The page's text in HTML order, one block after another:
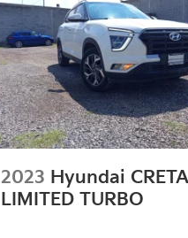
2023 Hyundai CRETA
LIMITED TURBO